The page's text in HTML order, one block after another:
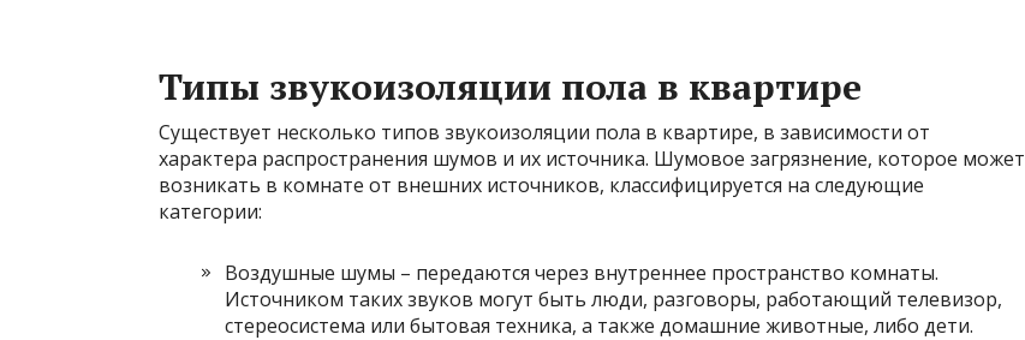
Типы звукоизоляции пола в квартире
Существует несколько типов звукоизоляции пола в квартире, в зависимости от
характера распространения шумов и их источника. Шумовое загрязнение, которое может
возникать в комнате от внешних источников, классифицируется на следующие
категории:
Воздушные шумы – передаются через внутреннее пространство комнаты.
Источником таких звуков могут быть люди, разговоры, работающий телевизор,
стереосистема или бытовая техника, а также домашние животные, либо дети.